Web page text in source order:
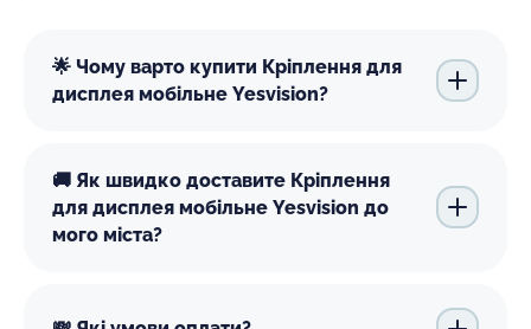
🌟 Чому варто купити Кріплення для
дисплея мобільне Yesvision?
🚚 Як швидко доставите Кріплення
для дисплея мобільне Yesvision до
мого міста?